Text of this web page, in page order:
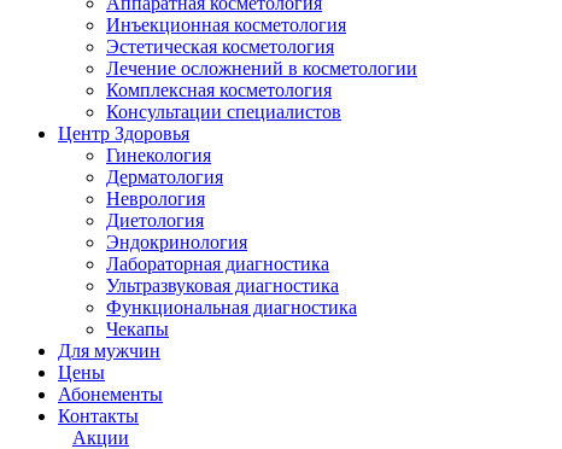
Инъекционная косметология
Эстетическая косметология
Лечение осложнений в косметологии
Комплексная косметология
Консультации специалистов
Центр Здоровья
Гинекология
Дерматология
Неврология
Диетология
Эндокринология
Лабораторная диагностика
Ультразвуковая диагностика
Функциональная диагностика
Чекапы
Для мужчин
Цены
Абонементы
Контакты
Акции